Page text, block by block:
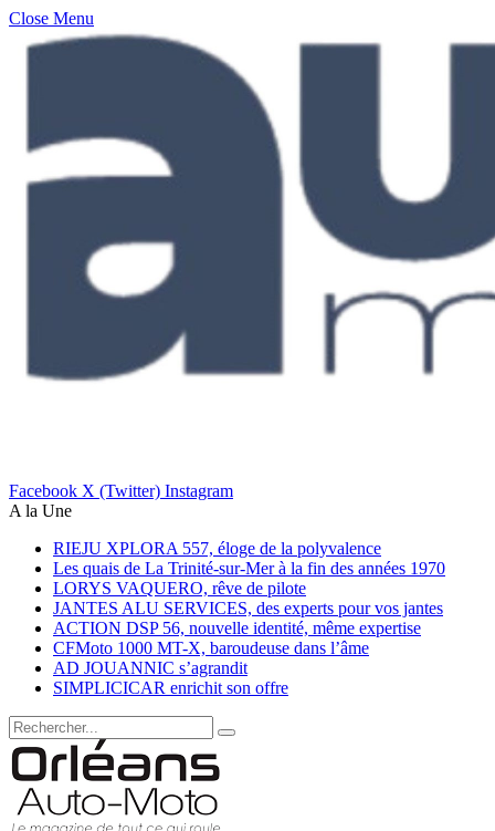
Close Menu
Facebook X (Twitter) Instagram
A la Une
RIEJU XPLORA 557, éloge de la polyvalence
Les quais de La Trinité-sur-Mer à la fin des années 1970
LORYS VAQUERO, rêve de pilote
JANTES ALU SERVICES, des experts pour vos jantes
ACTION DSP 56, nouvelle identité, même expertise
CFMoto 1000 MT-X, baroudeuse dans l’âme
AD JOUANNIC s’agrandit
SIMPLICICAR enrichit son offre